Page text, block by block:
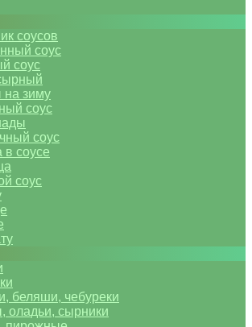
соусов
соус
соус
на зиму
соус
соус
в соусе
соус
беляши, чебуреки
оладьи, сырники